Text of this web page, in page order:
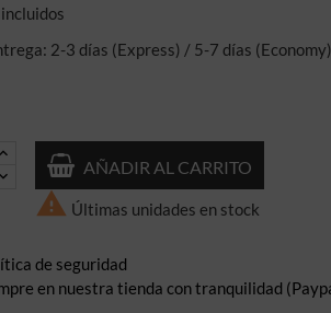
2-3 días (Express) / 5-7 días (Economy)
AÑADIR AL CARRITO
 Últimas unidades en stock
de seguridad
en nuestra tienda con tranquilidad